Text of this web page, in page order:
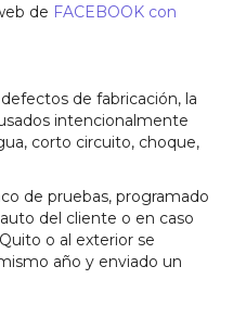
de FACEBOOK con
de fabricación, la
intencionalmente
corto circuito, choque,
de pruebas, programado
del cliente o en caso
o al exterior se
año y enviado un